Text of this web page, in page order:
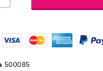
500085